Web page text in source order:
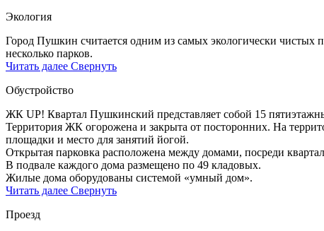
Экология
Город Пушкин считается одним из самых экологически чистых
несколько парков.
Читать далее Свернуть
Обустройство
ЖК UP! Квартал Пушкинский представляет собой 15
Территория ЖК огорожена и закрыта от посторонних. На
площадки и место для занятий йогой.
Открытая парковка расположена между домами, посреди
В подвале каждого дома размещено по 49 кладовых.
Жилые дома оборудованы системой «умный дом».
Читать далее Свернуть
Проезд